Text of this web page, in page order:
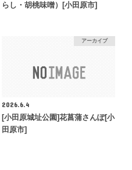
らし・胡桃味噌）[小田原市]
アーカイブ
2026.6.4
[小田原城址公園]花菖蒲さんぽ[小
田原市]